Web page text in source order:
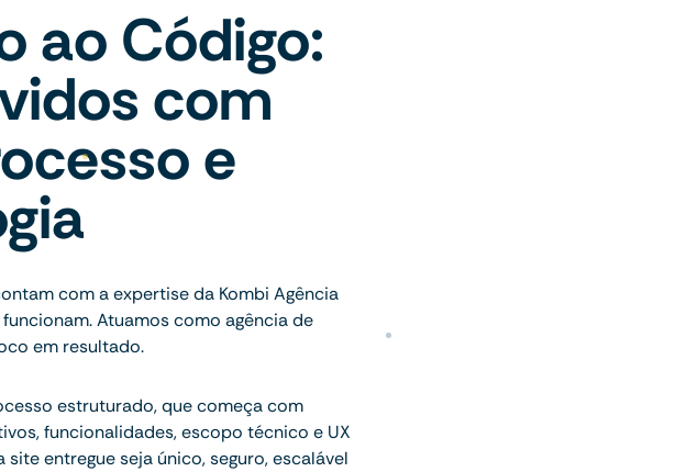
ao Código:
com
e
com a expertise da Kombi Agência
Atuamos como agência de
em resultado.
estruturado, que começa com
funcionalidades, escopo técnico e UX
entregue seja único, seguro, escalável